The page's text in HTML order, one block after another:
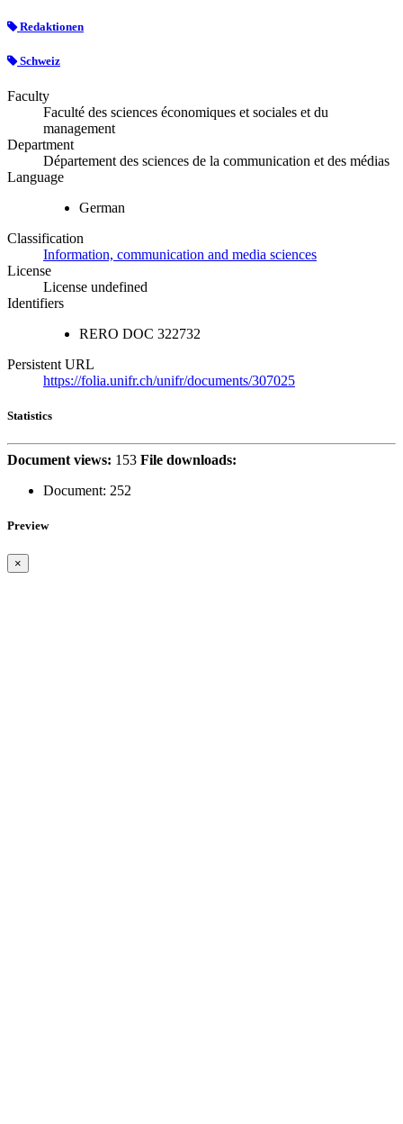
Redaktionen
Schweiz
Faculty
Faculté des sciences économiques et sociales et du
management
Department
Département des sciences de la communication et des médias
Language
German
Classification
Information, communication and media sciences
License
License undefined
Identifiers
RERO DOC 322732
Persistent URL
https://folia.unifr.ch/unifr/documents/307025
Statistics
Document views: 153 File downloads:
Document: 252
Preview
×